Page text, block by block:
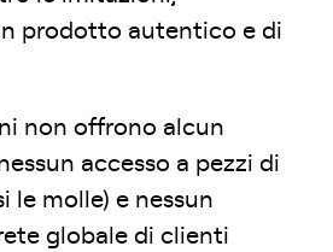
prodotto autentico e di
non offrono alcun
accesso a pezzi di
le molle) e nessun
globale di clienti